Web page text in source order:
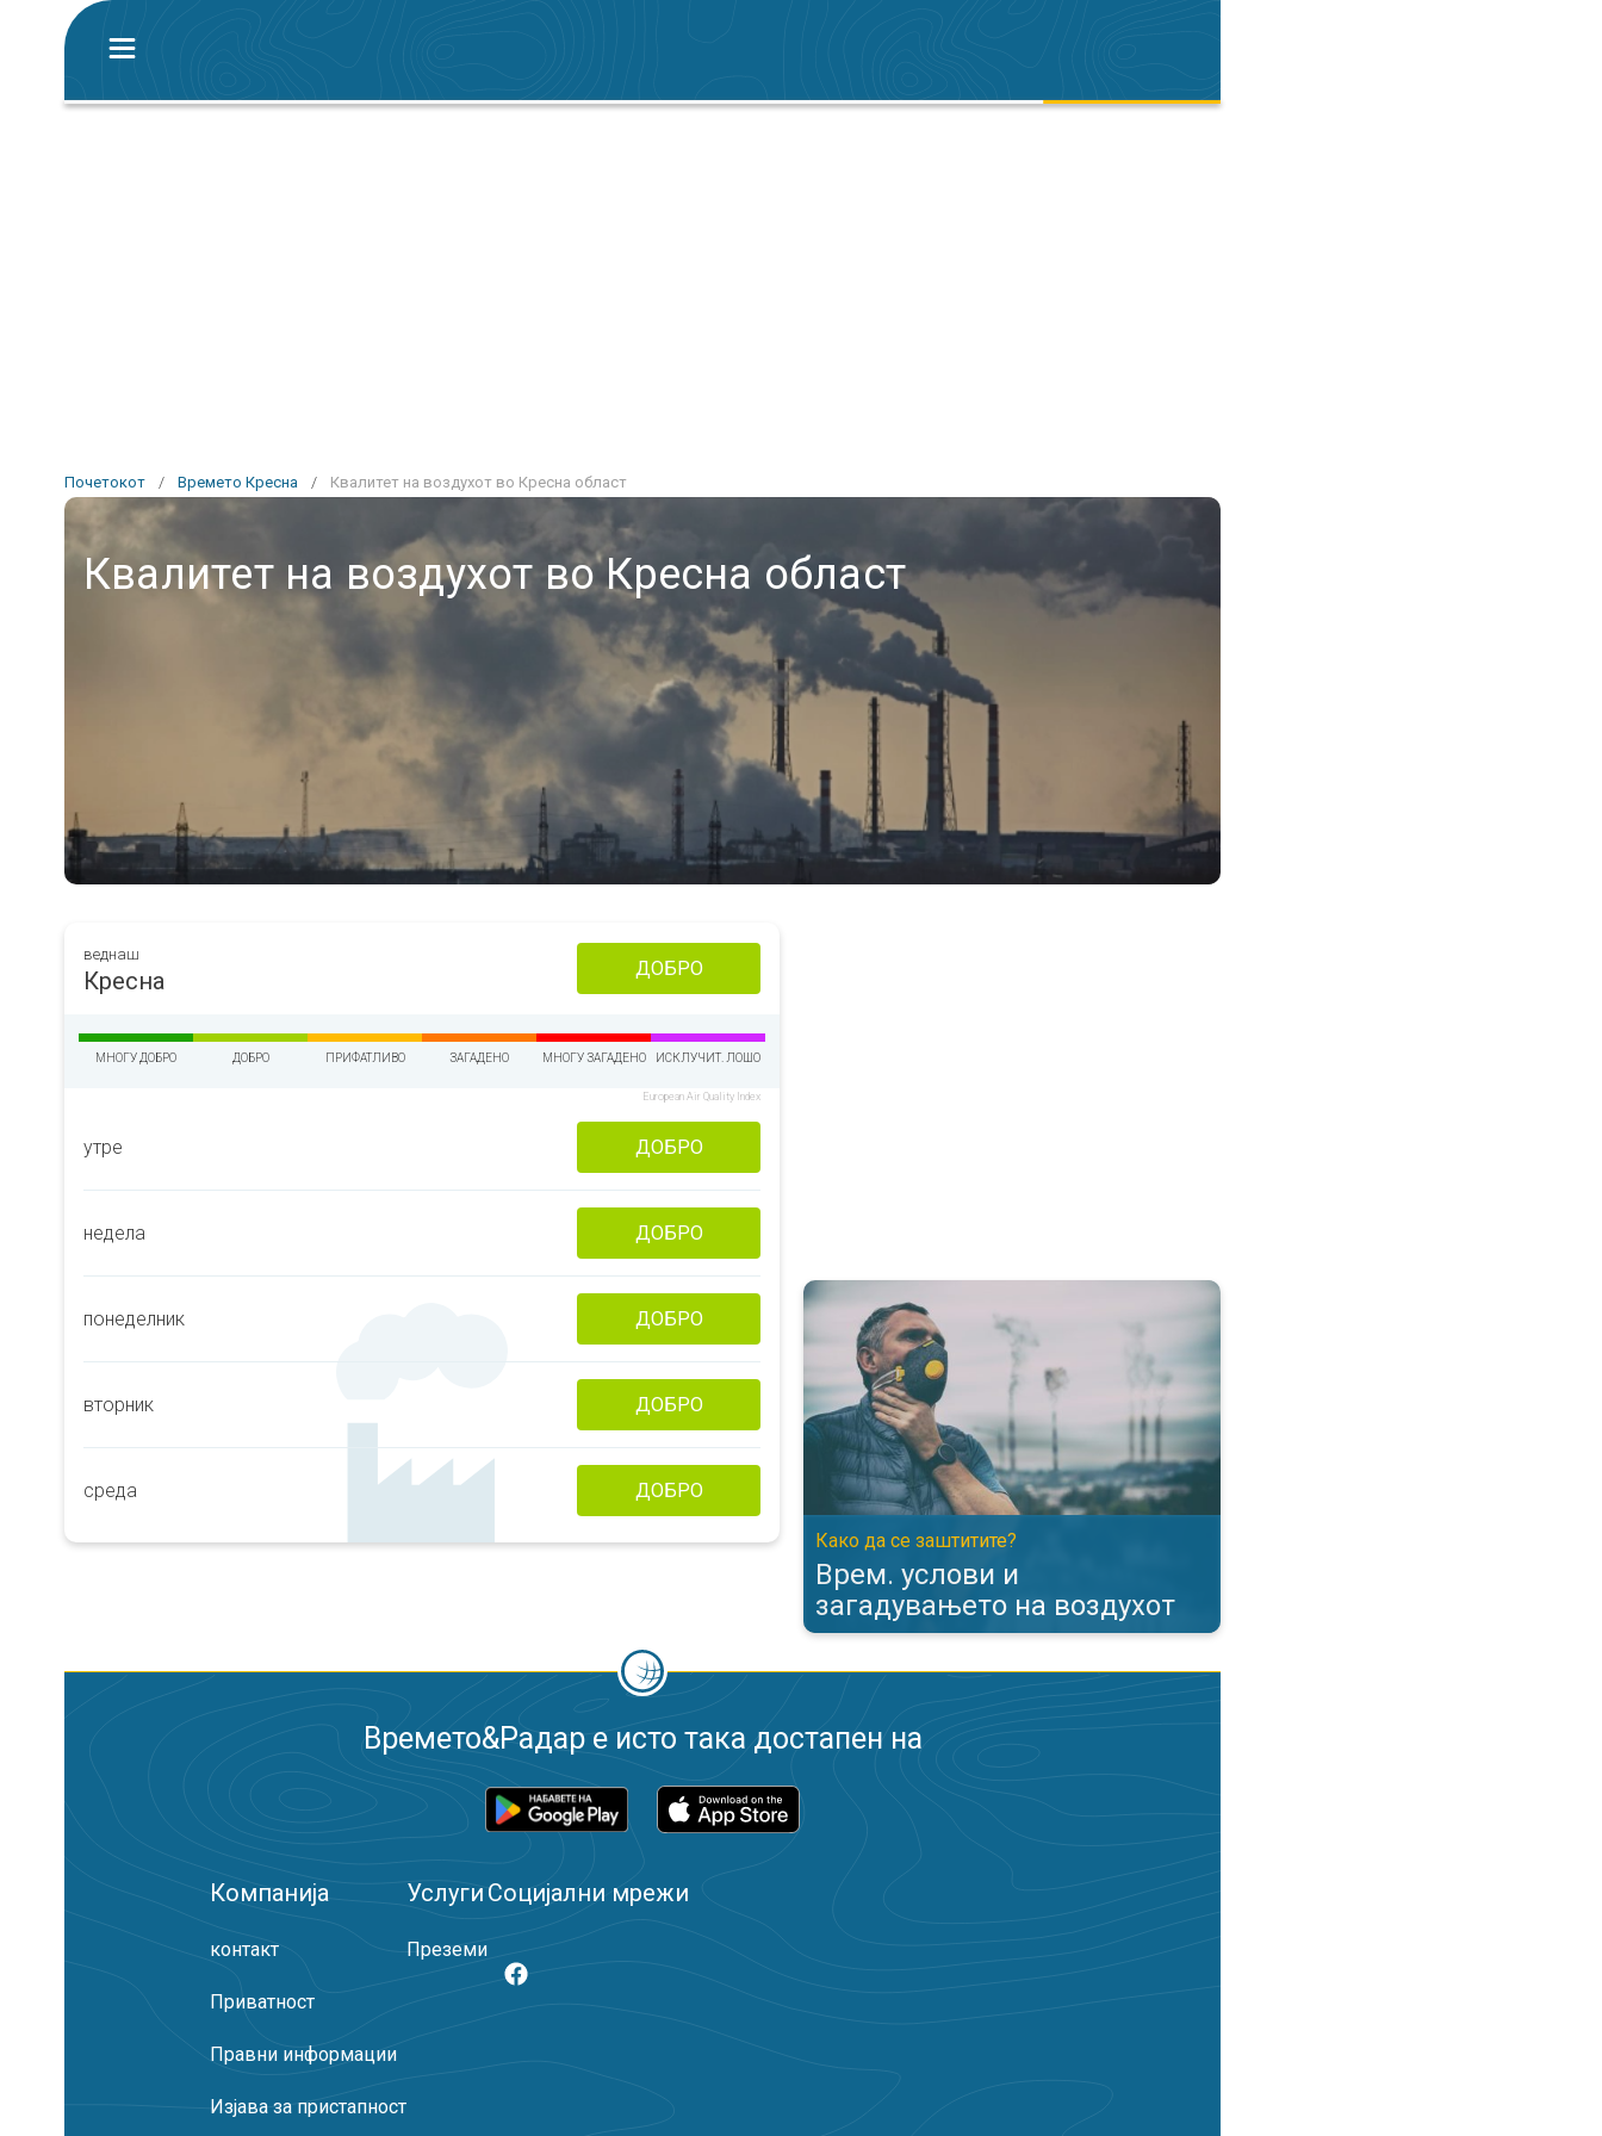
Почетокот / Времето Кресна / Квалитет на воздухот во Кресна област
Квалитет на воздухот во Кресна област
веднаш
Кресна ДОБРО
МНОГУ ДОБРО ДОБРО ПРИФАТЛИВО ЗАГАДЕНО МНОГУ ЗАГАДЕНО ИСКЛУЧИТ. ЛОШО
European Air Quality Index
утре ДОБРО
недела ДОБРО
понеделник ДОБРО
вторник ДОБРО
среда ДОБРО
Врем. услови и загадувањето на воздухот. Како да се заштитите?. . .
Како да се заштитите?
Врем. услови и
загадувањето на воздухот
Времето&Радар е исто така достапен на
Компанија
контакт
Приватност
Правни информации
Изјава за пристапност
Услуги
Преземи
Социјални мрежи